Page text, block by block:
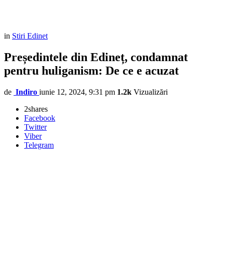
in Stiri Edinet
Președintele din Edineț, condamnat
pentru huliganism: De ce e acuzat
de Indiro iunie 12, 2024, 9:31 pm 1.2k Vizualizări
2shares
Facebook
Twitter
Viber
Telegram